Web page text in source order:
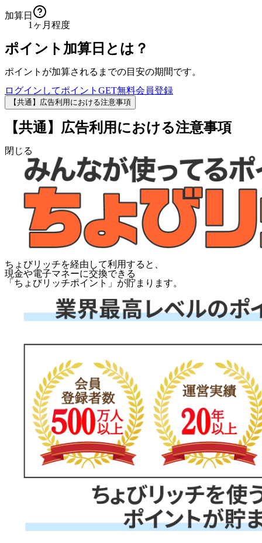
加算日
1ヶ月程度
ポイント加算日とは？
ポイントが加算されるまでの目安の期間です。
ログインしてポイントGET無料会員登録
【共通】広告利用における注意事項
【共通】広告利用における注意事項
閉じる
ちょびリッチを経由して利用すると、
現金や電子マネーに交換できる
「 ちょびリッチポイント 」が貯まります。